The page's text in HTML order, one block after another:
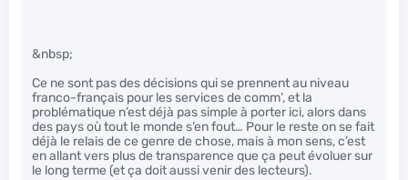
&nbsp;
Ce ne sont pas des décisions qui se prennent au niveau
franco-français pour les services de comm’, et la
problématique n’est déjà pas simple à porter ici, alors dans
des pays où tout le monde s’en fout… Pour le reste on se fait
déjà le relais de ce genre de chose, mais à mon sens, c’est
en allant vers plus de transparence que ça peut évoluer sur
le long terme (et ça doit aussi venir des lecteurs).